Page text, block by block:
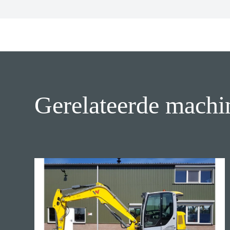
Gerelateerde